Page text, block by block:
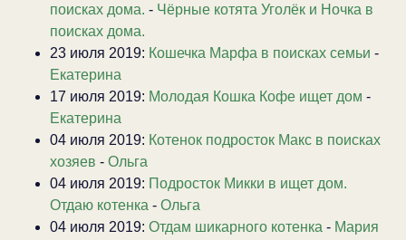
поисках дома. - Чёрные котята Уголёк и Ночка в
поисках дома.
23 июля 2019: Кошечка Марфа в поисках семьи -
Екатерина
17 июля 2019: Молодая Кошка Кофе ищет дом -
Екатерина
04 июля 2019: Котенок подросток Макс в поисках
хозяев - Ольга
04 июля 2019: Подросток Микки в ищет дом.
Отдаю котенка - Ольга
04 июля 2019: Отдам шикарного котенка - Мария